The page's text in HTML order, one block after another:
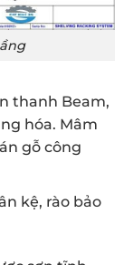
thanh Beam,
hóa. Mâm
gỗ công
kệ, rào bảo